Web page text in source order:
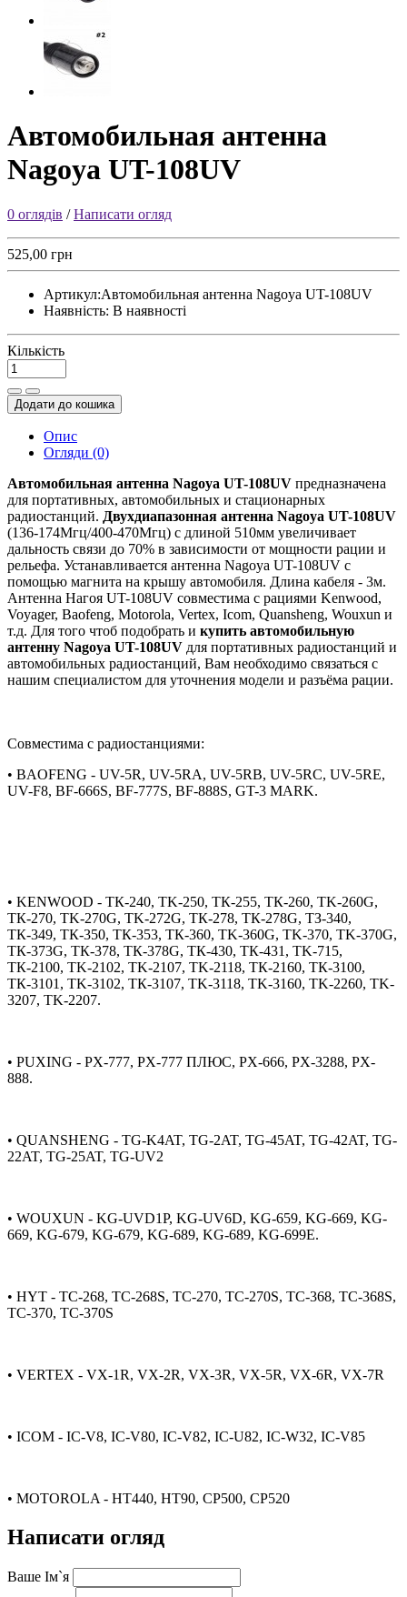
Автомобильная антенна
Nagoya UT-108UV
0 оглядів /Написати огляд
525,00 грн
Артикул:Автомобильная антенна Nagoya UT-108UV
Наявність: В наявності
Кількість
Додати до кошика
Опис
Огляди (0)
Автомобильная антенна Nagoya UT-108UV предназначена
для портативных, автомобильных и стационарных
радиостанций. Двухдиапазонная антенна Nagoya UT-108UV
(136-174Мгц/400-470Мгц) с длиной 510мм увеличивает
дальность связи до 70% в зависимости от мощности рации и
рельефа. Устанавливается антенна Nagoya UT-108UV с
помощью магнита на крышу автомобиля. Длина кабеля - 3м.
Антенна Нагоя UT-108UV совместима с рациями Kenwood,
Voyager, Baofeng, Motorola, Vertex, Icom, Quansheng, Wouxun и
т.д. Для того чтоб подобрать и купить автомобильную
антенну Nagoya UT-108UV для портативных радиостанций и
автомобильных радиостанций, Вам необходимо связаться с
нашим специалистом для уточнения модели и разъёма рации.
Совместима с радиостанциями:
• BAOFENG - UV-5R, UV-5RA, UV-5RB, UV-5RC, UV-5RE,
UV-F8, BF-666S, BF-777S, BF-888S, GT-3 MARK.
• KENWOOD - ТК-240, TK-250, ТК-255, ТК-260, TK-260G,
ТК-270, TK-270G, TK-272G, ТК-278, ТК-278G, ТЗ-340,
ТК-349, ТК-350, ТК-353, ТК-360, TK-360G, TK-370, TK-370G,
ТК-373G, ТК-378, ТК-378G, ТК-430, ТК-431, TK-715,
ТК-2100, TK-2102, TK-2107, TK-2118, ТК-2160, ТК-3100,
ТК-3101, TK-3102, ТК-3107, TK-3118, TK-3160, TK-2260, TK-
3207, TK-2207.
• PUXING - PX-777, PX-777 ПЛЮС, PX-666, PX-3288, PX-
888.
• QUANSHENG - TG-K4AT, TG-2AT, TG-45AT, TG-42AT, TG-
22AT, TG-25AT, TG-UV2
• WOUXUN - KG-UVD1P, KG-UV6D, KG-659, KG-669, KG-
669, KG-679, KG-679, KG-689, KG-689, KG-699E.
• HYT - TC-268, TC-268S, TC-270, TC-270S, TC-368, TC-368S,
TC-370, TC-370S
• VERTEX - VX-1R, VX-2R, VX-3R, VX-5R, VX-6R, VX-7R
• ICOM - IC-V8, IC-V80, IC-V82, IC-U82, IC-W32, IC-V85
• MOTOROLA - HT440, HT90, CP500, CP520
Написати огляд
Ваше Ім`я